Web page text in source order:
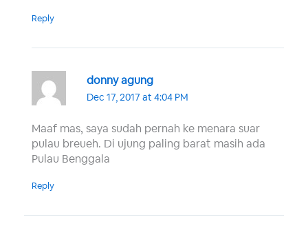
Reply
donny agung
Dec 17, 2017 at 4:04 PM
Maaf mas, saya sudah pernah ke menara suar
pulau breueh. Di ujung paling barat masih ada
Pulau Benggala
Reply